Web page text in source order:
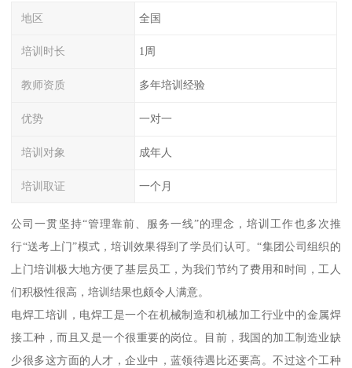
地区 全国
培训时长 1周
教师资质 多年培训经验
优势 一对一
培训对象 成年人
培训取证 一个月
公司一贯坚持“管理靠前、服务一线”的理念，培训工作也多次推
行“送考上门”模式，培训效果得到了学员们认可。“集团公司组织的
上门培训极大地方便了基层员工，为我们节约了费用和时间，工人
们积极性很高，培训结果也颇令人满意。
电焊工培训，电焊工是一个在机械制造和机械加工行业中的金属焊
接工种，而且又是一个很重要的岗位。目前，我国的加工制造业缺
少很多这方面的人才，企业中，蓝领待遇比还要高。不过这个工种